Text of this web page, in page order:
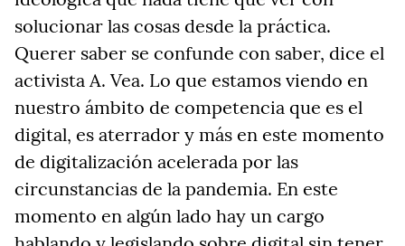
solucionar las cosas desde la práctica.
Querer saber se confunde con saber, dice el
activista A. Vea. Lo que estamos viendo en
nuestro ámbito de competencia que es el
digital, es aterrador y más en este momento
de digitalización acelerada por las
circunstancias de la pandemia. En este
momento en algún lado hay un cargo